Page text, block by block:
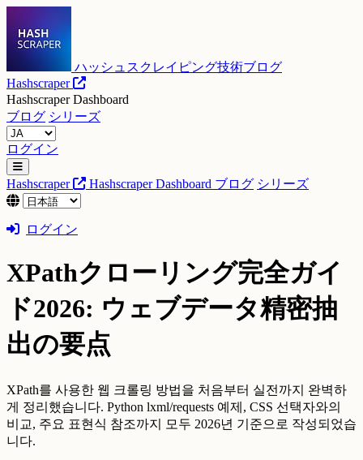
ハッシュスクレイピング技術ブログ
Hashscraper
Hashscraper Dashboard
ブログ シリーズ
ログイン
Hashscraper Hashscraper Dashboard ブログ シリーズ
ログイン
XPathクローリング完全ガイ
ド2026: ウェブデータ精密抽
出の要点
XPath를 사용한 웹 크롤링 방법을 처음부터 실전까지 완벽하
게 정리했습니다. Python lxml/requests 예제, CSS 선택자와의
비교, 주요 표현식 참조까지 모두 2026년 기준으로 작성되었습
니다.